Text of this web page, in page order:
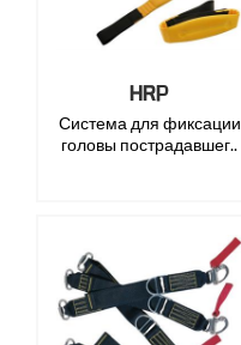
HRP
Система для фиксации
головы пострадавшег..